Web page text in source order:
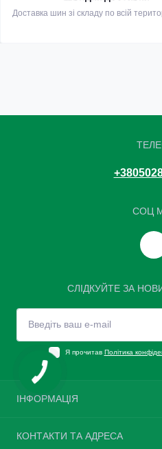
Доставка шин зі складу по всій
СОЦ
СЛІДКУЙТЕ ЗА
Я прочитав Політика
ІНФОРМАЦІЯ
Про нас
КОНТАКТИ ТА АДРЕСА